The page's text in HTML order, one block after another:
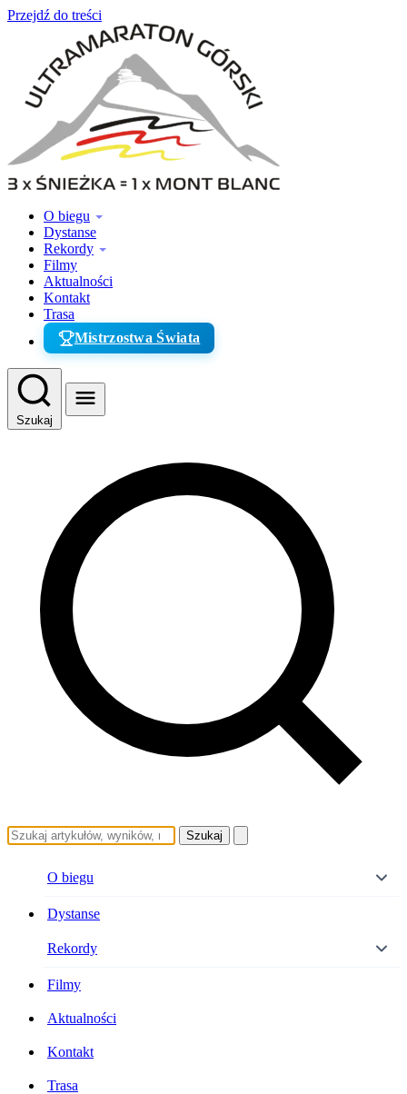
Przejdź do treści
O biegu
Dystanse
Rekordy
Filmy
Aktualności
Kontakt
Trasa
Mistrzostwa Świata
Szukaj
Szukaj
O biegu
Dystanse
Rekordy
Filmy
Aktualności
Kontakt
Trasa